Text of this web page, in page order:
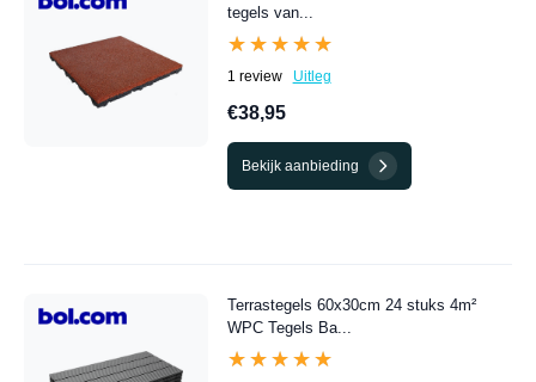
tegels van...
★★★★★
★★★★★
1 review Uitleg
€38,95
Bekijk aanbieding
Terrastegels 60x30cm 24 stuks 4m²
WPC Tegels Ba...
★★★★★
★★★★★